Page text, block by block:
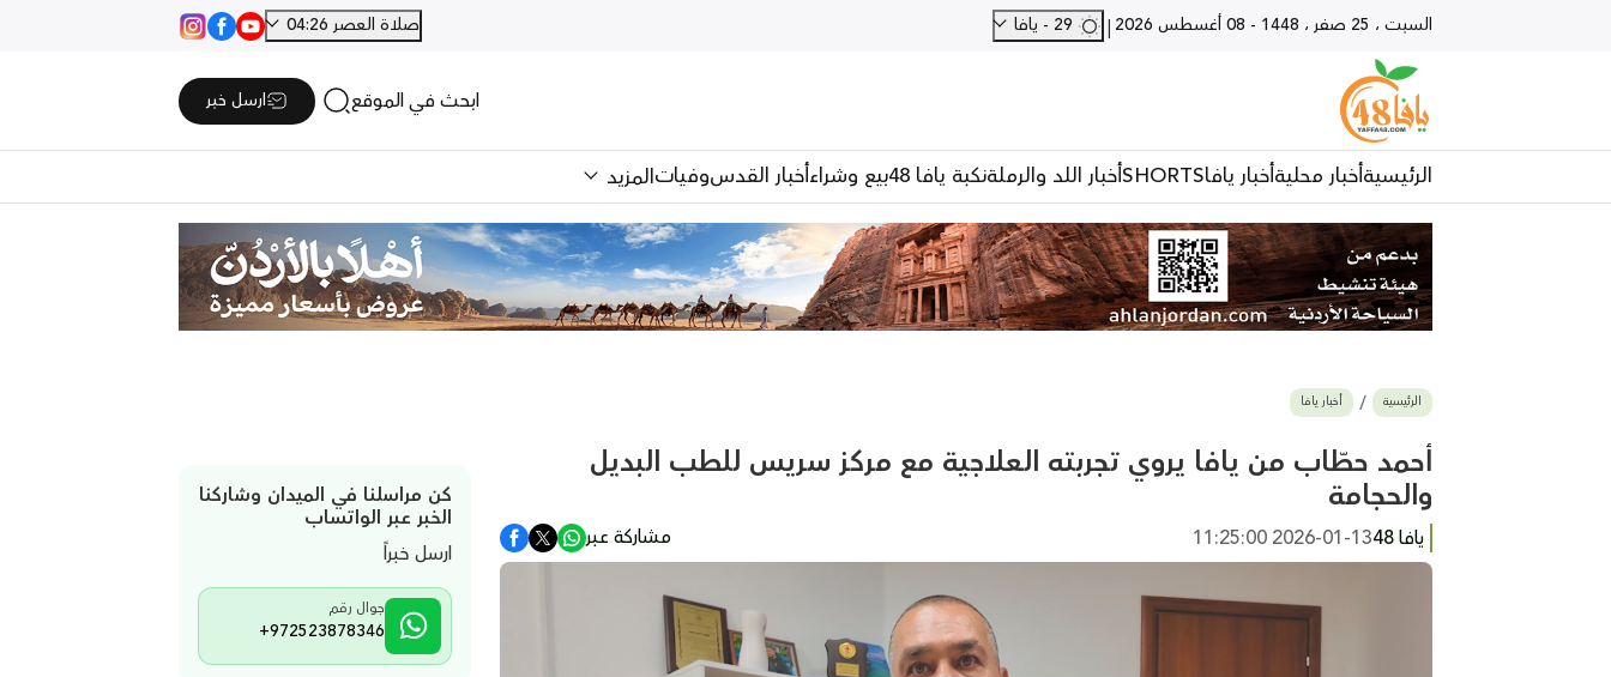
السبت ، 25 صفر ، 1448 - 08 أغسطس 2026 | صلاة العصر 04:26
ابحث في الموقع ارسل خبر
الرئيسيةأخبار محليةأخبار يافاSHORTSأخبار اللد والرملةنكبة يافا 48 بيع وشراءأخبار القدسوفياتالمزيد
الرئيسية أخبار يافا
أحمد حطّاب من يافا يروي تجربته العلاجية مع مركز سريس للطب البديل
والحجامة
يافا 48 2026-01-13 11:25:00 مشاركة عبر
كن مراسلنا في الميدان وشاركنا
الخبر عبر الواتساب
ارسل خبراً
جوال رقم
+972523878346